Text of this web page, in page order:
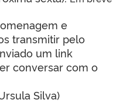
e
transmitir pelo
um link
conversar com o
Silva)